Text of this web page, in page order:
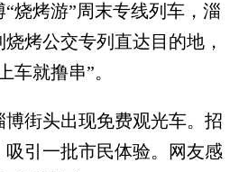
烧烤游”周末专线列车，淄
烤公交专列直达目的地，
车就撸串”。
头出现免费观光车。招
引一批市民体验。网友感